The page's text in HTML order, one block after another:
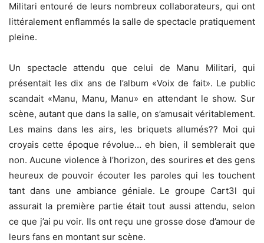
Militari entouré de leurs nombreux collaborateurs, qui ont
littéralement enflammés la salle de spectacle pratiquement
pleine.
Un spectacle attendu que celui de Manu Militari, qui
présentait les dix ans de l’album «Voix de fait». Le public
scandait «Manu, Manu, Manu» en attendant le show. Sur
scène, autant que dans la salle, on s’amusait véritablement.
Les mains dans les airs, les briquets allumés?? Moi qui
croyais cette époque révolue… eh bien, il semblerait que
non. Aucune violence à l’horizon, des sourires et des gens
heureux de pouvoir écouter les paroles qui les touchent
tant dans une ambiance géniale. Le groupe Cart3l qui
assurait la première partie était tout aussi attendu, selon
ce que j’ai pu voir. Ils ont reçu une grosse dose d’amour de
leurs fans en montant sur scène.